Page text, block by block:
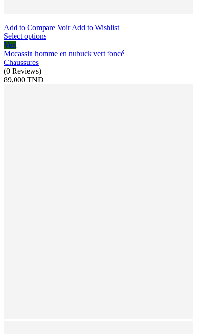
Add to Compare VoirAdd to Wishlist
Select options
Vert
Mocassin homme en nubuck vert foncé
Chaussures
(0 Reviews)
89,000 TND